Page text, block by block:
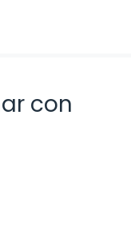
con